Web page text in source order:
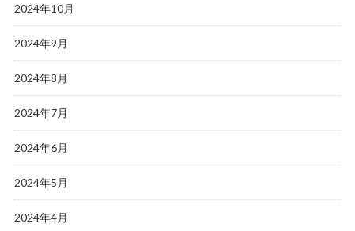
2024年10月
2024年9月
2024年8月
2024年7月
2024年6月
2024年5月
2024年4月